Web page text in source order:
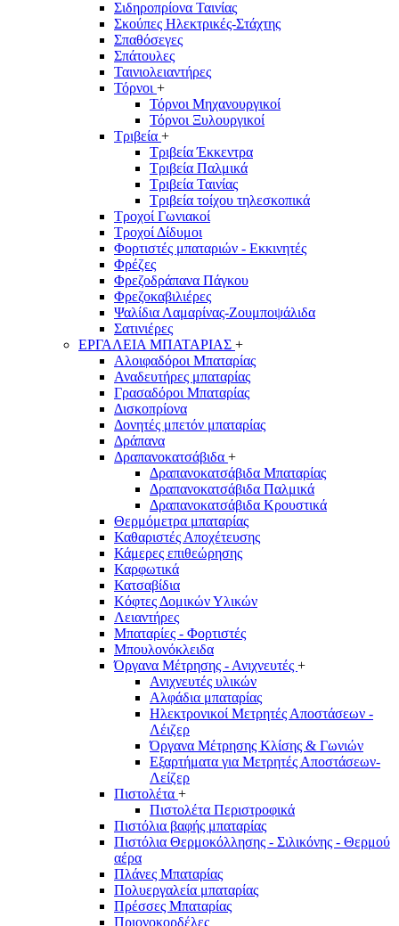
Σιδηροπρίονα Ταινίας
Σκούπες Ηλεκτρικές-Στάχτης
Σπαθόσεγες
Σπάτουλες
Ταινιολειαντήρες
Τόρνοι +
Τόρνοι Μηχανουργικοί
Τόρνοι Ξυλουργικοί
Τριβεία +
Τριβεία Έκκεντρα
Τριβεία Παλμικά
Τριβεία Ταινίας
Τριβεία τοίχου τηλεσκοπικά
Τροχοί Γωνιακοί
Τροχοί Δίδυμοι
Φορτιστές μπαταριών - Εκκινητές
Φρέζες
Φρεζοδράπανα Πάγκου
Φρεζοκαβιλιέρες
Ψαλίδια Λαμαρίνας-Ζουμποψάλιδα
Σατινιέρες
ΕΡΓΑΛΕΙΑ ΜΠΑΤΑΡΙΑΣ +
Αλοιφαδόροι Μπαταρίας
Αναδευτήρες μπαταρίας
Γρασαδόροι Μπαταρίας
Δισκοπρίονα
Δονητές μπετόν μπαταρίας
Δράπανα
Δραπανοκατσάβιδα +
Δραπανοκατσάβιδα Μπαταρίας
Δραπανοκατσάβιδα Παλμικά
Δραπανοκατσάβιδα Κρουστικά
Θερμόμετρα μπαταρίας
Καθαριστές Αποχέτευσης
Κάμερες επιθεώρησης
Καρφωτικά
Κατσαβίδια
Κόφτες Δομικών Υλικών
Λειαντήρες
Μπαταρίες - Φορτιστές
Μπουλονόκλειδα
Όργανα Μέτρησης - Ανιχνευτές +
Ανιχνευτές υλικών
Αλφάδια μπαταρίας
Ηλεκτρονικοί Μετρητές Αποστάσεων -
Λέιζερ
Όργανα Μέτρησης Κλίσης & Γωνιών
Εξαρτήματα για Μετρητές Αποστάσεων-
Λείζερ
Πιστολέτα +
Πιστολέτα Περιστροφικά
Πιστόλια βαφής μπαταρίας
Πιστόλια Θερμοκόλλησης - Σιλικόνης - Θερμού
αέρα
Πλάνες Μπαταρίας
Πολυεργαλεία μπαταρίας
Πρέσσες Μπαταρίας
Πριονοκορδέλες